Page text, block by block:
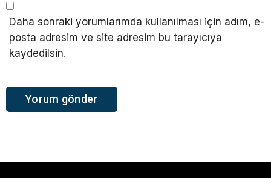
Daha sonraki yorumlarımda kullanılması için adım, e-
posta adresim ve site adresim bu tarayıcıya
kaydedilsin.